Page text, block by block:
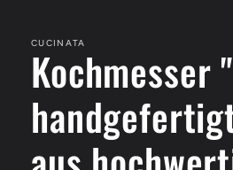
CUCINATA
Kochmesser